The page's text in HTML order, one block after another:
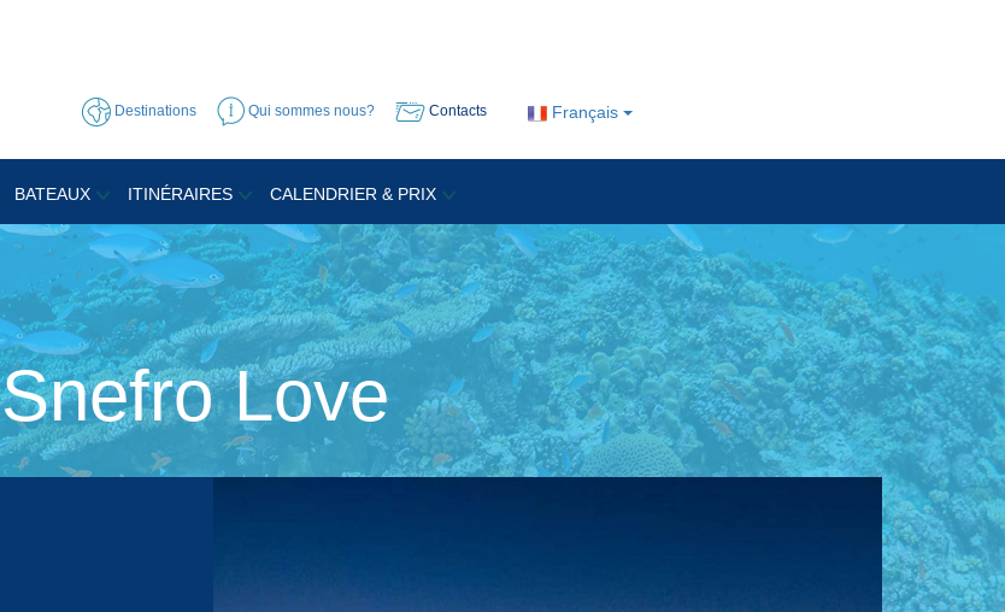
Français
Destinations Qui sommes nous? Contacts
BATEAUX ITINÉRAIRES CALENDRIER & PRIX
Snefro Love